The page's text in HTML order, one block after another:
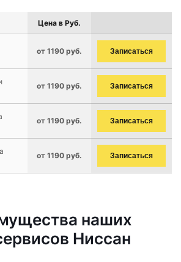
Цена в Руб.
от 1190 руб. Записаться
от 1190 руб. Записаться
от 1190 руб. Записаться
от 1190 руб. Записаться
наших
Ниссан